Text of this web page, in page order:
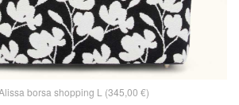
borsa shopping L (345,00 €)